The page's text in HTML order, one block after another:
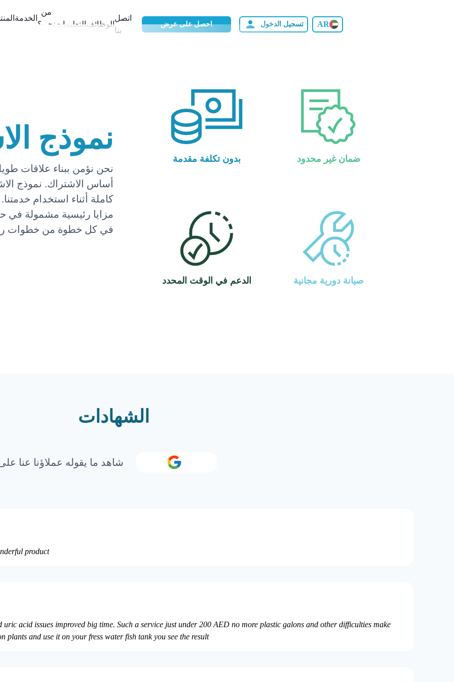
الخدمة
من
نحن؟ التعليماتالوظائف
اتصل
بنا
احصل على عرض تسجيل الدخول AR
نموذج
أساس الاشتراك. نموذج
مزايا رئيسية مشمولة في
في كل خطوة من خطوات
بدون تكلفة مقدمة ضمان غير محدود
الدعم في الوقت المحدد صيانة دورية مجانية
الشهادات
شاهد ما يقوله عملاؤنا عنا
product
acid issues improved big time. Such a service just under 200 AED no more plastic galons and other difficulties make
plants and use it on your fress water fish tank you see the result